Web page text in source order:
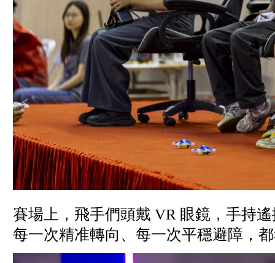
賽場上，飛手們頭戴 VR 眼鏡，手持
每一次精准轉向、每一次平穩避障，